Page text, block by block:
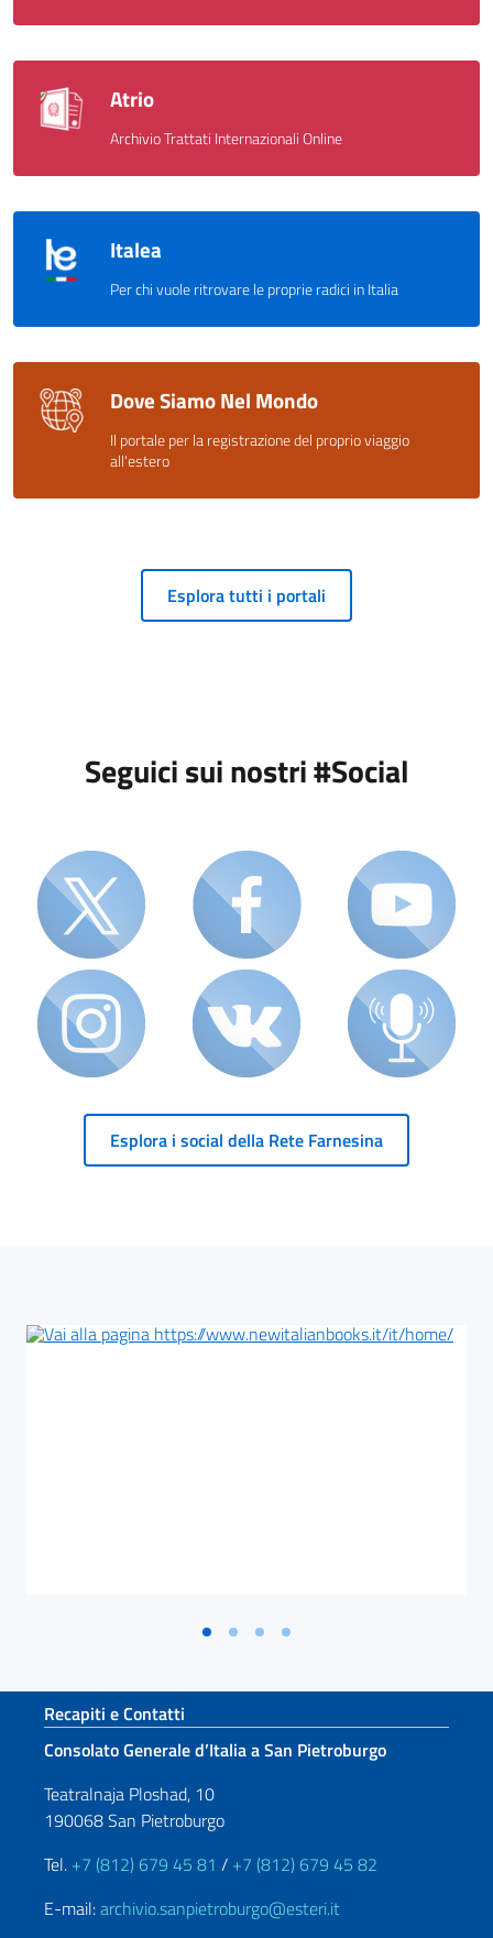
Atrio
Archivio Trattati Internazionali Online
Italea
Per chi vuole ritrovare le proprie radici in Italia
Dove Siamo Nel Mondo
Il portale per la registrazione del proprio viaggio
all'estero
Esplora tutti i portali
Seguici sui nostri #Social
Esplora i social della Rete Farnesina
Blocco Banner
Sezione footer
Recapiti e Contatti
Consolato Generale d’Italia a San Pietroburgo
Teatralnaja Ploshad, 10
190068 San Pietroburgo
Tel. +7 (812) 679 45 81 / +7 (812) 679 45 82
E-mail:archivio.sanpietroburgo@esteri.it